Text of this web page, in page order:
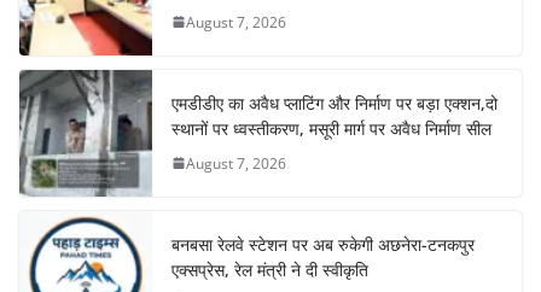
August 7, 2026
एमडीडीए का अवैध प्लाटिंग और निर्माण पर बड़ा एक्शन,दो
स्थानों पर ध्वस्तीकरण, मसूरी मार्ग पर अवैध निर्माण सील
August 7, 2026
बनबसा रेलवे स्टेशन पर अब रुकेगी अछनेरा-टनकपुर
एक्सप्रेस, रेल मंत्री ने दी स्वीकृति